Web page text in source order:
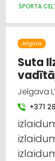
SPORTA
Jelgava
Suta
Jelgava
+371